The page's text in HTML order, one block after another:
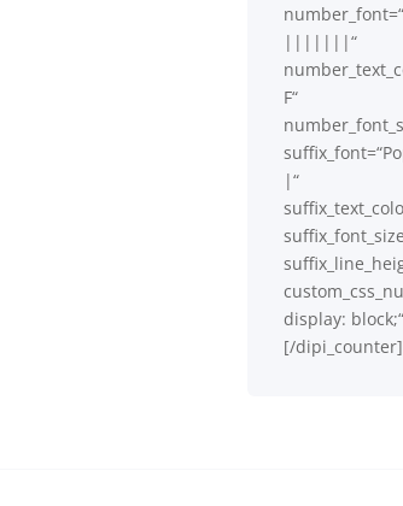
|||||||“
F“
|“
display:
[/dipi_counter]